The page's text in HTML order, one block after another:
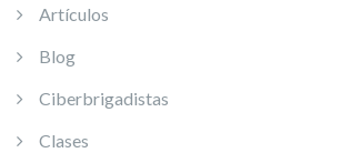
Artículos
Blog
Ciberbrigadistas
Clases